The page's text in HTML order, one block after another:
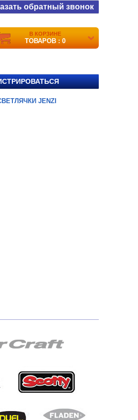
обратный звонок
В КОРЗИНЕ
ТОВАРОВ : 0
JENZI